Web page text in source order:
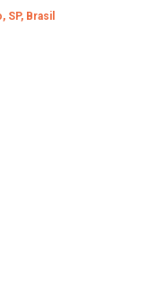
SP, Brasil